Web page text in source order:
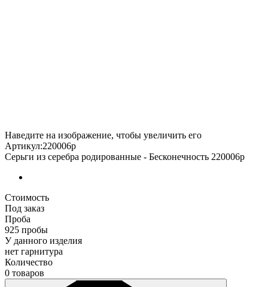
Наведите на изображение, чтобы увеличить его
Артикул:220006р
Серьги из серебра родированные - Бесконечность 220006р
Стоимость
Под заказ
Проба
925 пробы
У данного изделия
нет гарнитура
Количество
0 товаров